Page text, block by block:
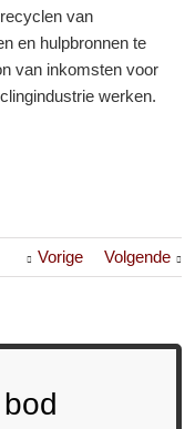
van
en hulpbronnen te
van inkomsten voor
werken.
Vorige Volgende